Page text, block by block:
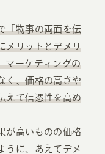
「物事の両面を伝
メリットとデメリ
マーケティングの
く、価格の高さや
えて信憑性を高め
が高いものの価格
うに、あえてデメ